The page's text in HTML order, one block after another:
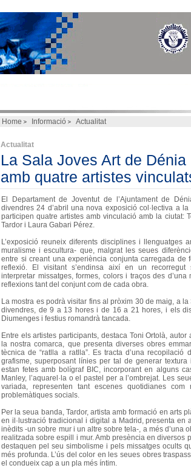
Home Informació Actualitat
Actualitat
La Sala Joves Art de
amb quatre artistes
El Departament de Joventut de l’Ajuntament de
divendres 24 d’abril una nova exposició col·lectiva a
participen quatre artistes amb vinculació amb la ciutat:
Tardor i Laura Gabari Pérez.
L’exposició reuneix diferents disciplines i llenguatges
muralisme i escultura- que, malgrat les seues
entre si creant una experiència conjunta carregada de
reflexió. El visitant s’endinsa així en un
interpretar missatges, formes, colors i traços des
reflexions tant del conjunt com de cada obra.
La mostra es podrà visitar fins al pròxim 30 de maig, a
divendres, de 9 a 13 hores i de 16 a 21 hores, i els
Diumenges i festius romandrà tancada.
Entre els artistes participants, destaca Toni Ortolà,
la nostra comarca, que presenta diverses obres
tècnica de “ratlla a ratlla”. Es tracta d’una recopilació
grafisme, superposant línies per tal de generar textura
estan fetes amb bolígraf BIC, incorporant en alguns
Manley, l’aquarel·la o el pastel per a l’ombrejat. Les
variada, representen tant escenes quotidianes com
problemàtiques socials.
Per la seua banda, Tardor, artista amb formació en arts
en il·lustració tradicional i digital a Madrid, presenta en
inèdits -un sobre mur i un altre sobre tela-, a més d’una
realitzada sobre espill i mur. Amb presència en diversos
destaquen pel seu simbolisme i pels missatges ocults
més profunda. L’ús del color en les seues obres
el condueix cap a un pla més íntim.